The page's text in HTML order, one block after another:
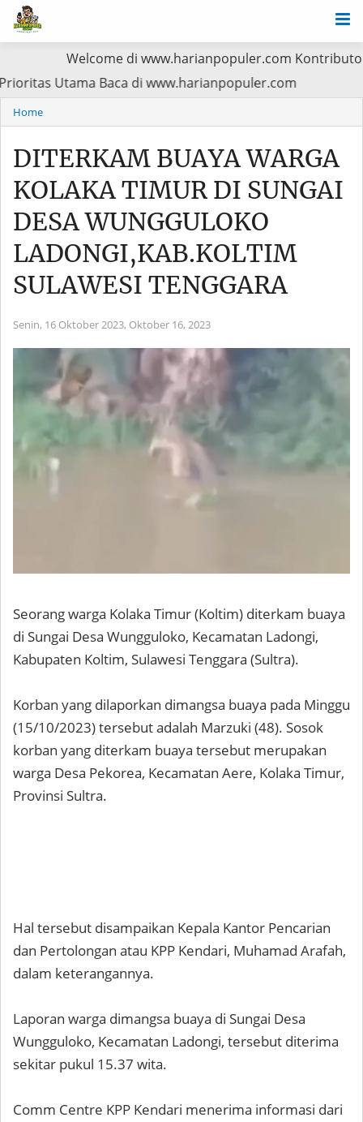
di www.harianpopuler.com Kontributor Liputan
Jadi Prioritas Utama Baca di
Home
DITERKAM BUAYA WARGA
KOLAKA TIMUR DI SUNGAI
DESA WUNGGULOKO
LADONGI,KAB.KOLTIM
SULAWESI TENGGARA
Senin, 16 Oktober 2023, Oktober 16, 2023
Seorang warga Kolaka Timur (Koltim) diterkam buaya
di Sungai Desa Wungguloko, Kecamatan Ladongi,
Kabupaten Koltim, Sulawesi Tenggara (Sultra).
Korban yang dilaporkan dimangsa buaya pada Minggu
(15/10/2023) tersebut adalah Marzuki (48). Sosok
korban yang diterkam buaya tersebut merupakan
warga Desa Pekorea, Kecamatan Aere, Kolaka Timur,
Provinsi Sultra.
Hal tersebut disampaikan Kepala Kantor Pencarian
dan Pertolongan atau KPP Kendari, Muhamad Arafah,
dalam keterangannya.
Laporan warga dimangsa buaya di Sungai Desa
Wungguloko, Kecamatan Ladongi, tersebut diterima
sekitar pukul 15.37 wita.
Comm Centre KPP Kendari menerima informasi dari